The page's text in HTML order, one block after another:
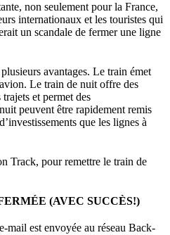
non seulement pour la France,
internationaux et les touristes qui
un scandale de fermer une ligne
avantages. Le train émet
Le train de nuit offre des
et permet des
peuvent être rapidement remis
que les lignes à
Track, pour remettre le train de
(AVEC SUCCÈS!)
mail est envoyée au réseau Back-